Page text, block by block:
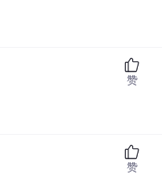
赞
赞